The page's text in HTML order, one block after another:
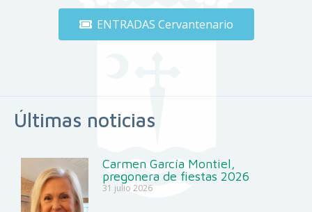
ENTRADAS Cervantenario
Últimas noticias
Carmen García Montiel,
pregonera de fiestas 2026
31 julio 2026